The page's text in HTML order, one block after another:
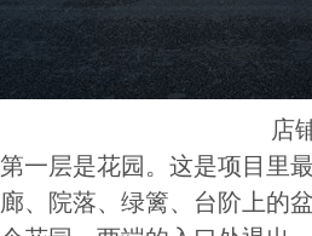
店
第一层是花园。这是项目里
廊、院落、绿篱、台阶上的